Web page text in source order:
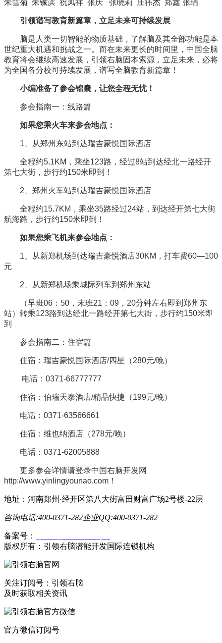
朱雪菊 朱铖滨 祝凤祥 张庆 张晓莉 庄祎杰 郑鑫 张瑞
引领谱写教育新篇章， 立足未来可持续发展
脑是人类一切智能的物质基础，了解脑及其全部功能是本
世纪重大机遇和挑战之一。而在未来更长的时间里，中国全脑
教育将会继续高速发展，引领右脑固本索源，立足未来，必将
为全国各分校可持续发展，谱写全脑教育新篇章！
小编准备了参会锦囊，让您全程无忧！
参会指南一：线路篇
如果您乘火车来参会地点：
1、从郑州东站到达瑞吉豪悦国际酒店
全程约5.1KM，乘坐123路，经过8站到达经北一路经开
第七大街，步行约150米即到！
2、郑州火车站到达瑞吉豪悦国际酒店
全程约15.7KM，乘坐35路经过24站，到达经开第七大街
航海路，步行约150米即到！
如果您乘飞机来参会地点：
1、从新郑机场到达瑞吉豪悦酒店30KM，打车费60—100
元
2、从新郑机场乘城际列车到郑州东站
（早班06：50，末班21：09，20分钟左右即到郑州东
站）转乘123路到达经北一路经开第七大街，步行约150米即
到
参会指南二：住宿篇
住宿：瑞吉豪悦国际酒店/四星（280元/晚）
电话：0371-66777777
住宿：伯瑞天泰酒店/精品快捷（199元/晚）
电话：0371-63566661
住宿：维也纳酒店（278元/晚）
电话：0371-62005888
更多参会详情请登录中国右脑开发网
http://www.yinlingyounao.com！
地址：河南郑州·经开区第八大街富田财富广场2号楼-22层
咨询电话:400-0371-282企业QQ:400-0371-282
备案号：
版权所有：引领右脑潜能开发国际连锁机构
关注订阅号：引领右脑
及时获取相关资讯
官方微信订阅号